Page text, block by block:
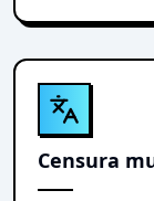
Censura